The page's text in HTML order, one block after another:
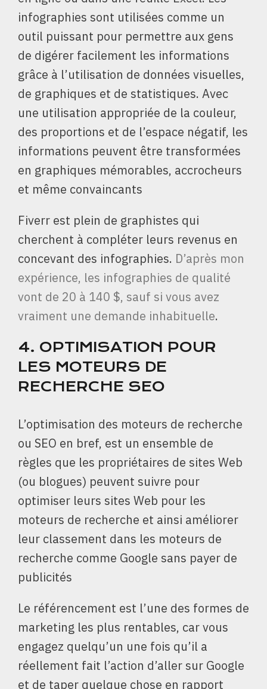
infographies sont utilisées comme un
outil puissant pour permettre aux gens
de digérer facilement les informations
grâce à l’utilisation de données visuelles,
de graphiques et de statistiques. Avec
une utilisation appropriée de la couleur,
des proportions et de l’espace négatif, les
informations peuvent être transformées
en graphiques mémorables, accrocheurs
et même convaincants
Fiverr est plein de graphistes qui
cherchent à compléter leurs revenus en
concevant des infographies. D’après mon
expérience, les infographies de qualité
vont de 20 à 140 $, sauf si vous avez
vraiment une demande inhabituelle.
4. OPTIMISATION POUR
LES MOTEURS DE
RECHERCHE SEO
L’optimisation des moteurs de recherche
ou SEO en bref, est un ensemble de
règles que les propriétaires de sites Web
(ou blogues) peuvent suivre pour
optimiser leurs sites Web pour les
moteurs de recherche et ainsi améliorer
leur classement dans les moteurs de
recherche comme Google sans payer de
publicités
Le référencement est l’une des formes de
marketing les plus rentables, car vous
engagez quelqu’un une fois qu’il a
réellement fait l’action d’aller sur Google
et de taper quelque chose en rapport